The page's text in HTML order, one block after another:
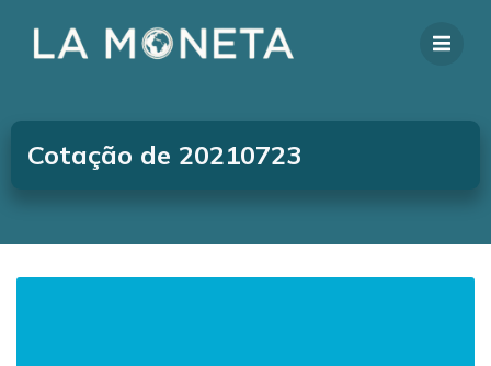
Cotação de 20210723